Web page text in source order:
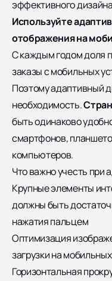
эффективного
Используйте
отображения на
С каждым годом доля
заказы с мобильных
Поэтому адаптивный
необходимость.
быть одинаково
смартфонов,
компьютеров.
Что важно учесть при
Крупные элементы
должны быть
нажатия пальцем
Оптимизация
загрузки на
Горизонтальная